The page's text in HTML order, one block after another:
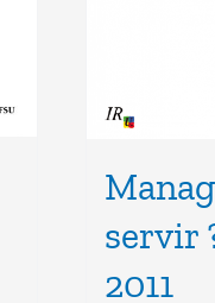
servir
2011